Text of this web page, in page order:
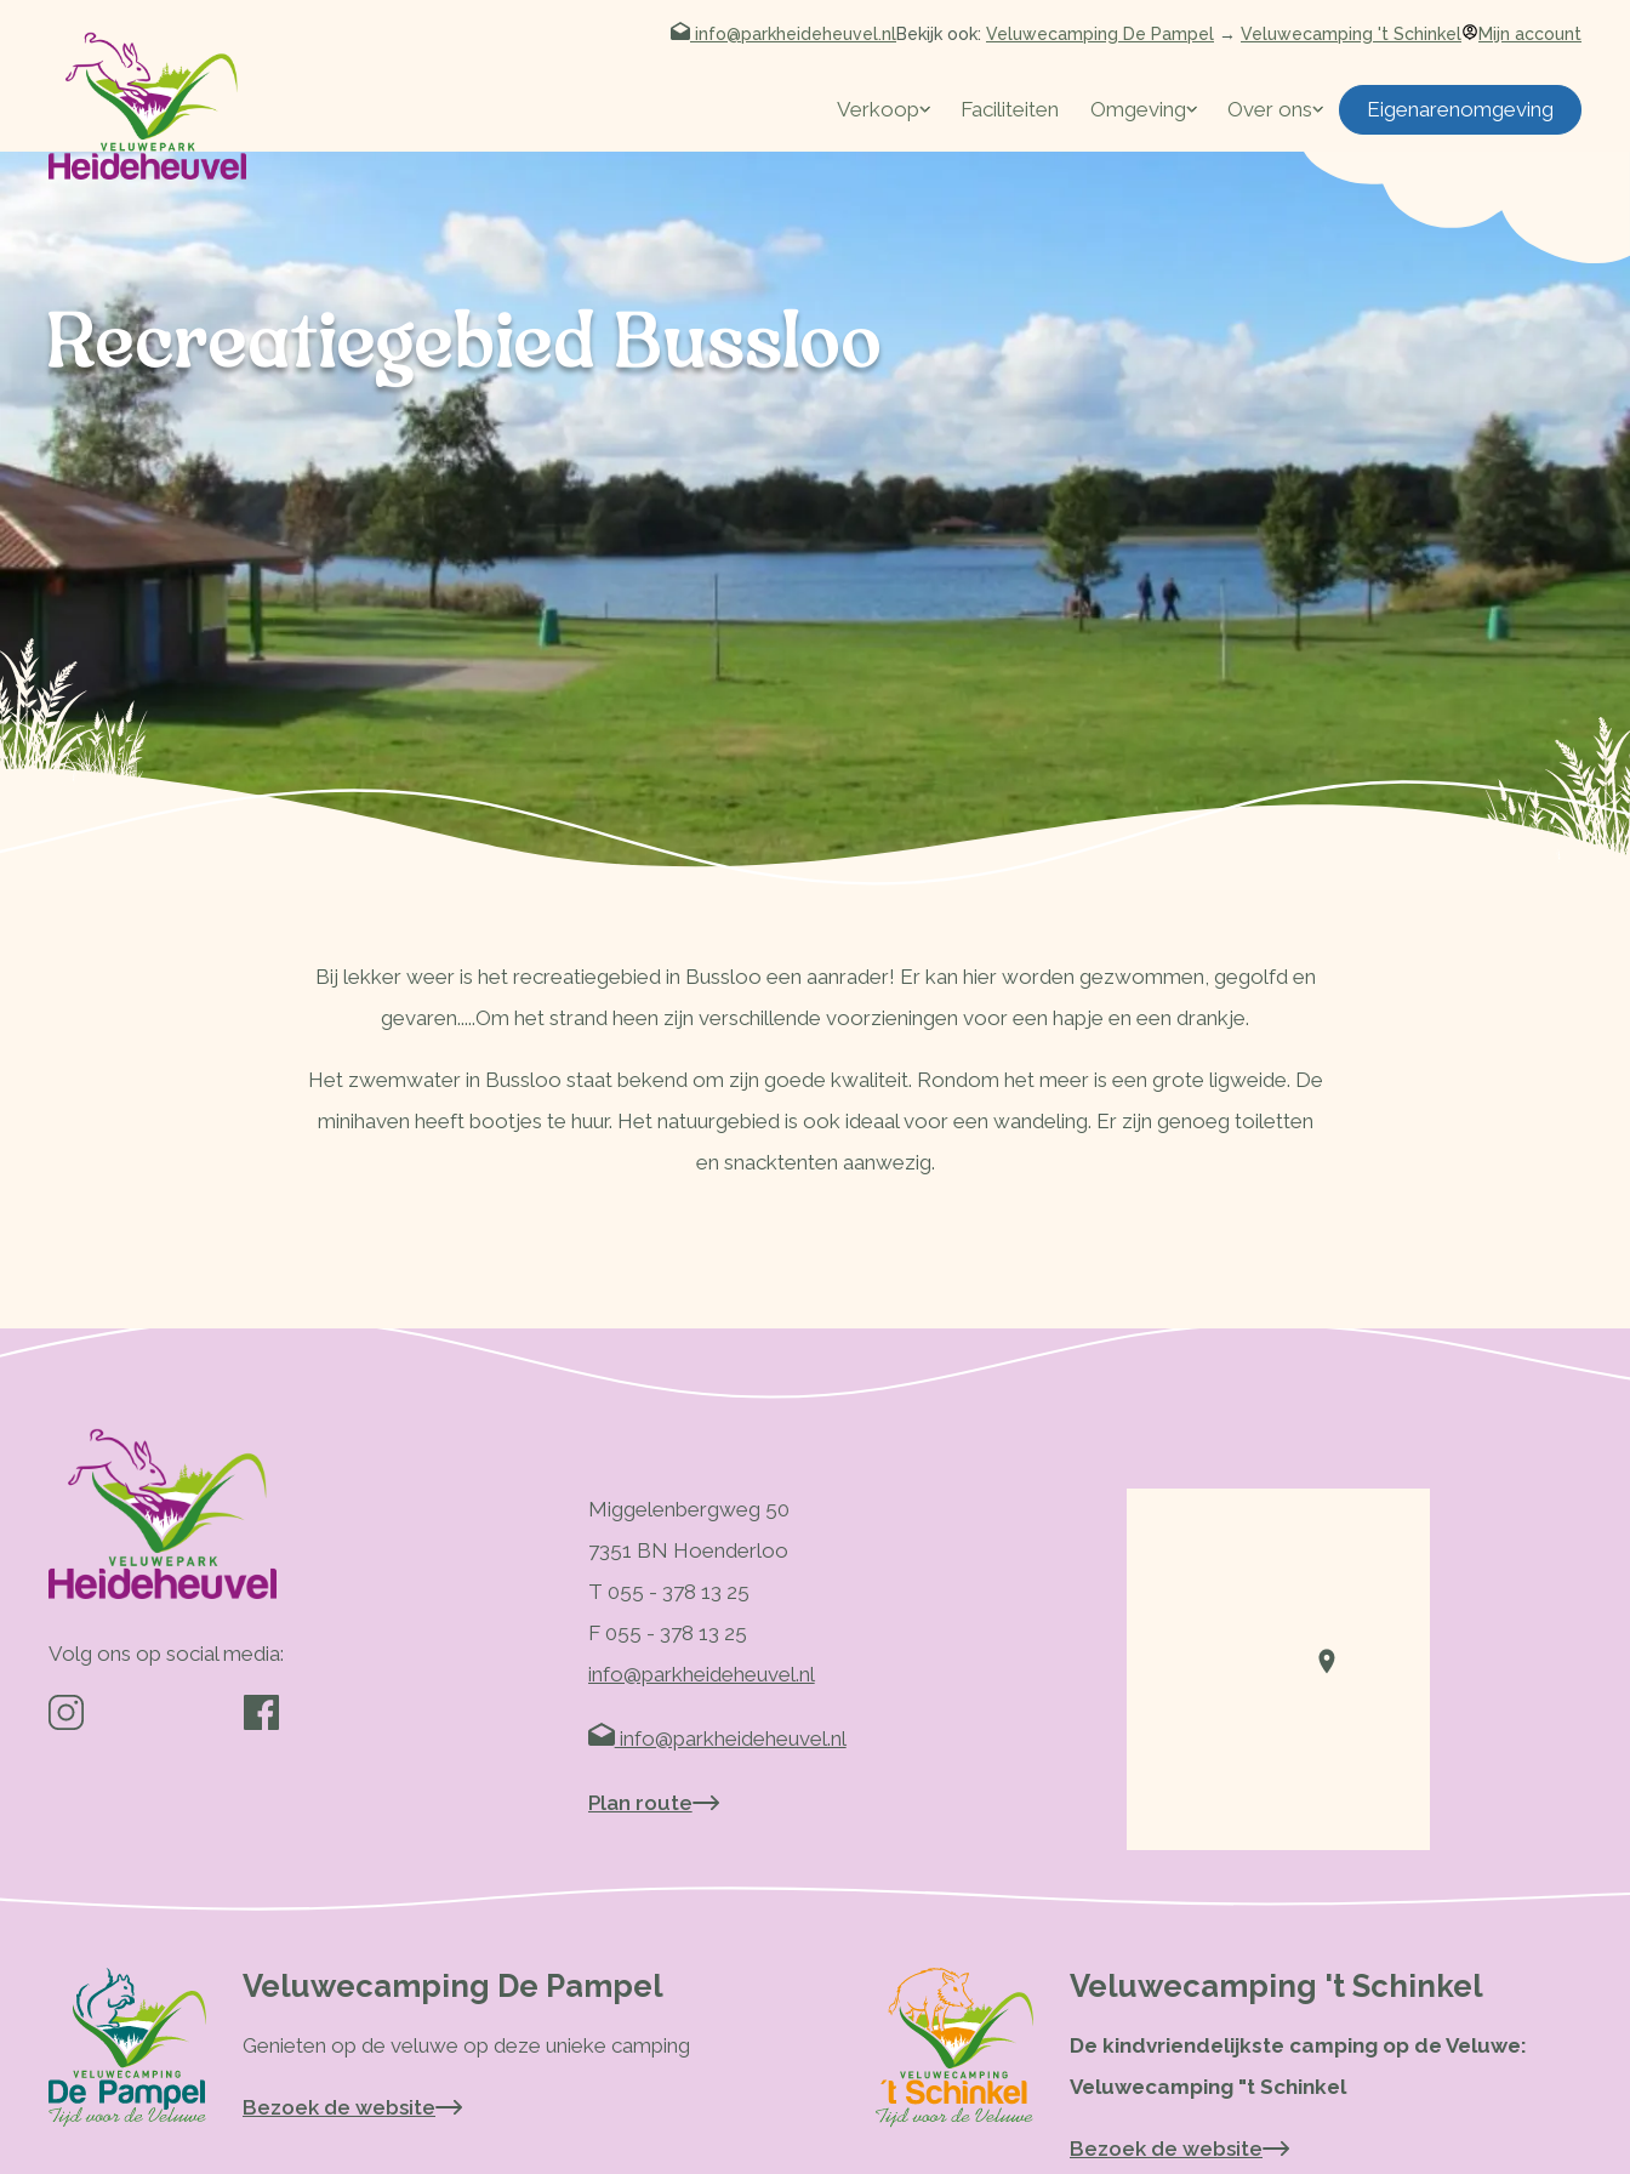
info@parkheideheuvel.nlBekijk ook: Veluwecamping De Pampel → Veluwecamping 't Schinkel Mijn account
Verkoop Faciliteiten Omgeving Over ons Eigenarenomgeving
Recreatiegebied Bussloo
Bij lekker weer is het recreatiegebied in Bussloo een aanrader! Er kan hier worden gezwommen, gegolfd en
gevaren.....Om het strand heen zijn verschillende voorzieningen voor een hapje en een drankje.
Het zwemwater in Bussloo staat bekend om zijn goede kwaliteit. Rondom het meer is een grote ligweide. De
minihaven heeft bootjes te huur. Het natuurgebied is ook ideaal voor een wandeling. Er zijn genoeg toiletten
en snacktenten aanwezig.
Volg ons op social media:
Miggelenbergweg 50
7351 BN Hoenderloo
T 055 - 378 13 25
F 055 - 378 13 25
info@parkheideheuvel.nl
info@parkheideheuvel.nl
Plan route
Veluwecamping De Pampel
Genieten op de veluwe op deze unieke camping
Bezoek de website
Veluwecamping 't Schinkel
De kindvriendelijkste camping op de Veluwe:
Veluwecamping "t Schinkel
Bezoek de website